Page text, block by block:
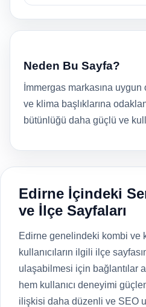
Neden Bu Sayfa?
İmmergas markasına
ve klima başlıklarına
bütünlüğü daha güçlü ve
Edirne İçindeki
ve İlçe Sayfaları
Edirne genelindeki kombi ve
kullanıcıların ilgili ilçe
ulaşabilmesi için bağlantılar
hem kullanıcı deneyimi
ilişkisi daha düzenli ve SEO